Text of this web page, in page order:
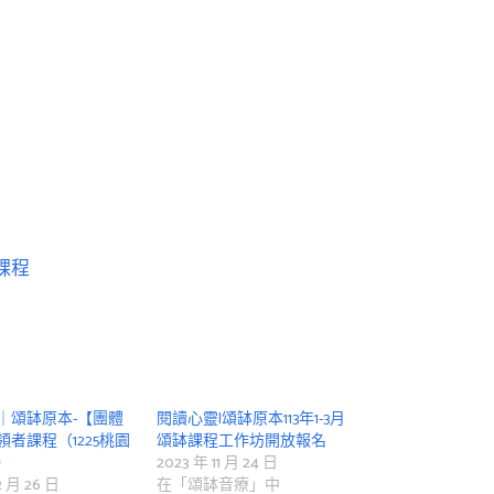
程
頌缽原本-【團體
者課程（1225桃園
月 26 日
閱讀心靈|頌缽原本113年1-3月
頌缽課程工作坊開放報名
2023 年 11 月 24 日
在「頌缽音療」中